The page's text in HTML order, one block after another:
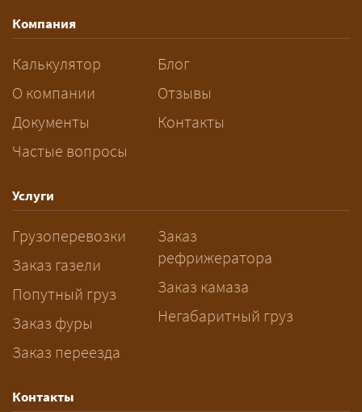
разрешений и машин
сопровождения.
За сколько дней заказывать
перевозку негабарита?
— Заранее: только оформление
рабочих дней. Оставьте заявку
заблаговременно — логист
рассчитает маршрут и запустит
подготовку документов.
Компания
Калькулятор
О компании
Документы
Частые вопросы
Блог
Отзывы
Контакты
Услуги
Грузоперевозки
Заказ газели
Попутный груз
Заказ фуры
Заказ переезда
Заказ
рефрижератора
Заказ камаза
Негабаритный груз
Контакты